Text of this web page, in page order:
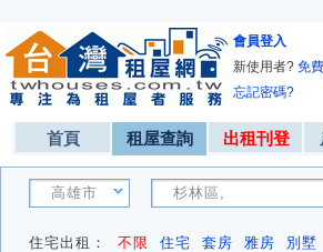
會員登入
新使用者? 免
忘記密碼?
首頁 租屋查詢 出租刊登
高雄市 杉林區,
住宅出租： 不限 住宅 套房 雅房 別墅